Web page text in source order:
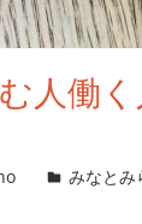
人働
みなとみ